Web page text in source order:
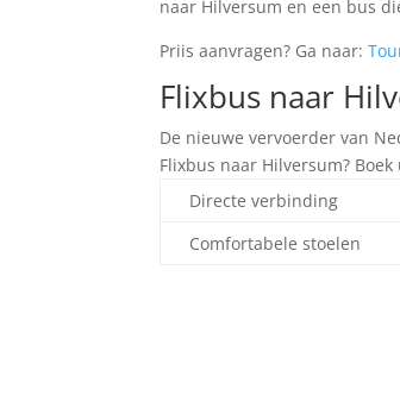
naar Hilversum en een bus
Priis aanvragen? Ga naar:
Flixbus naar
De nieuwe vervoerder van
Flixbus naar Hilversum?
Directe verbinding
Comfortabele stoelen